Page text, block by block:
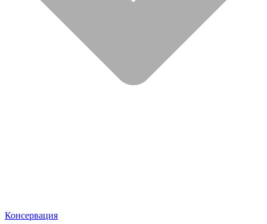
Консервация